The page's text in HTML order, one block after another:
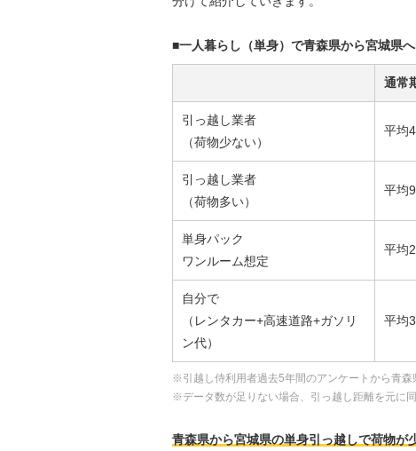
■一人暮らし（単身）で青森県から宮城県
通常
引っ越し業者
（荷物少ない）
平均
引っ越し業者
（荷物多い）
平均
単身パック
ワンルーム想定
平均
自分で
（レンタカー+高速道路+ガソリ
ン代）
平均
※引越し侍利用者過去5年間のアンケートから青森
※データ数が足りない場合、引っ越し距離を元に
青森県から宮城県の単身引っ越しで荷物